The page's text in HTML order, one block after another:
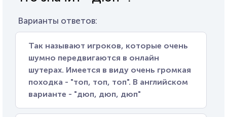
Варианты ответов:
Так называют игроков, которые очень
шумно передвигаются в онлайн
шутерах. Имеется в виду очень громкая
походка - "топ, топ, топ". В английском
варианте - "дюп, дюп, дюп"